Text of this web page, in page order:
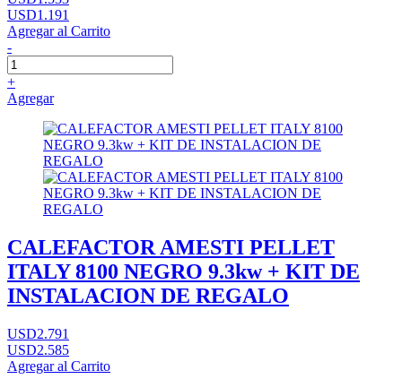
USD1.191
Agregar al Carrito
-
+
Agregar
CALEFACTOR AMESTI PELLET
ITALY 8100 NEGRO 9.3kw + KIT DE
INSTALACION DE REGALO
USD2.791
USD2.585
Agregar al Carrito